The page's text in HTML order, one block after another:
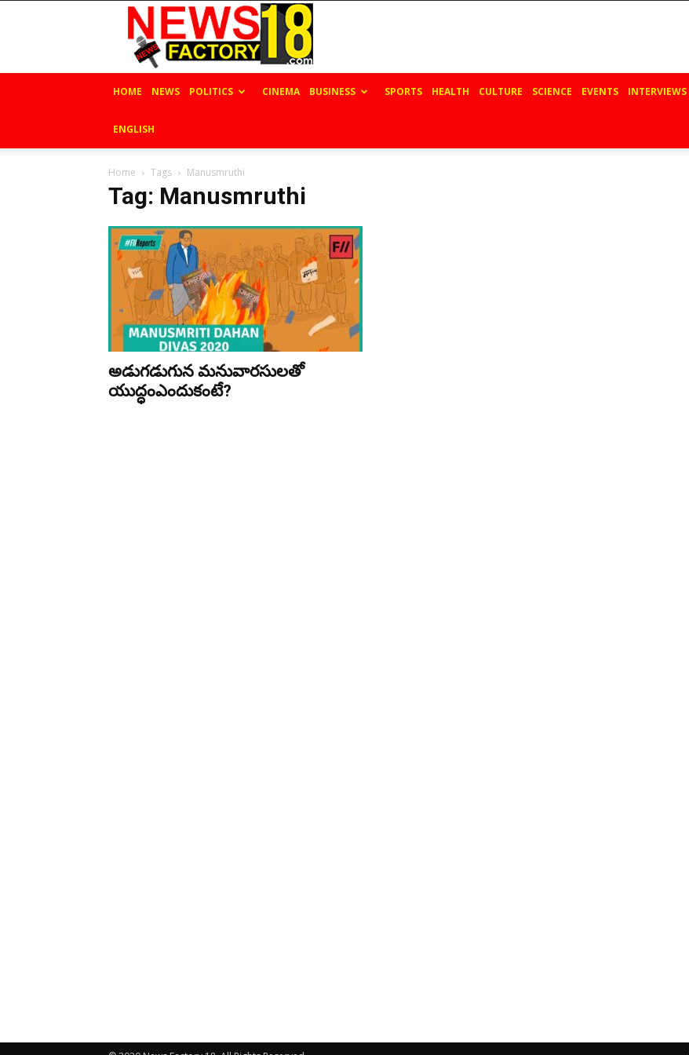
News
Factory
18
HOME NEWS POLITICS CINEMA BUSINESS SPORTS HEALTH CULTURE SCIENCE EVENTS INTERVIEWS
ENGLISH
Home Tags Manusmruthi
Tag: Manusmruthi
అడుగ‌డుగున మ‌నువార‌సుల‌తో
యుద్ధంఎందుకంటే?